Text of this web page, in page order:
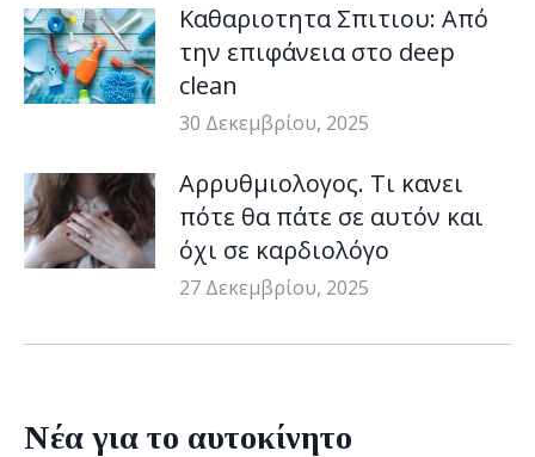
Καθαριοτητα Σπιτιου: Από
την επιφάνεια στο deep
clean
30 Δεκεμβρίου, 2025
Αρρυθμιολογος. Τι κανει
πότε θα πάτε σε αυτόν και
όχι σε καρδιολόγο
27 Δεκεμβρίου, 2025
Νέα για το αυτοκίνητο